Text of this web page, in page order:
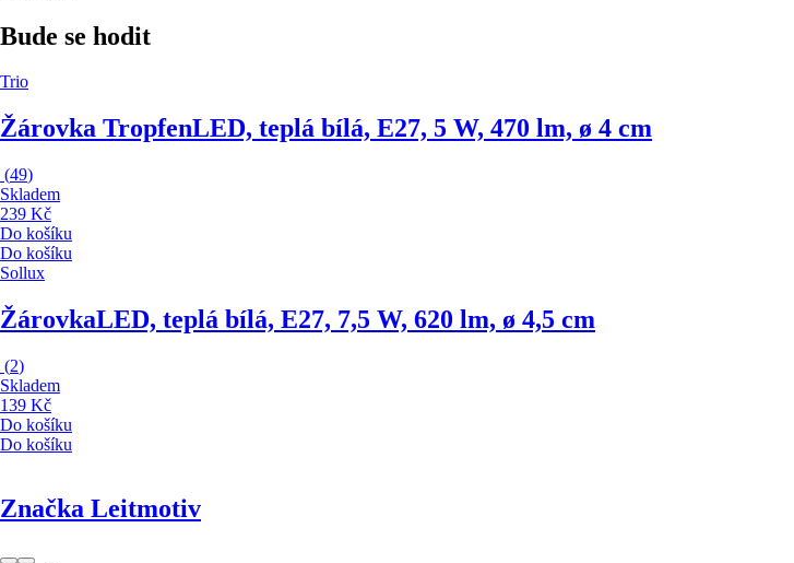
Bude se hodit
Trio
Žárovka TropfenLED, teplá bílá, E27, 5 W, 470 lm, ø 4 cm
(49)
Skladem
239 Kč
Do košíku
Do košíku
Sollux
ŽárovkaLED, teplá bílá, E27, 7,5 W, 620 lm, ø 4,5 cm
(2)
Skladem
139 Kč
Do košíku
Do košíku
Značka Leitmotiv